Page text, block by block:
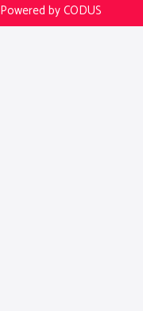
Powered by CODUS